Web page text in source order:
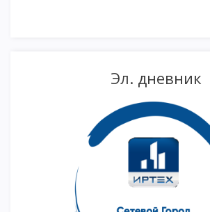
Эл. дневник